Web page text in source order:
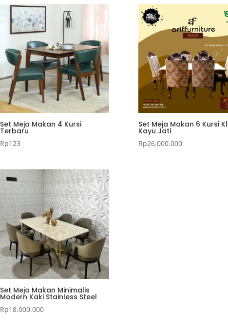
Set Meja Makan 4 Kursi
Terbaru
Rp123
Set Meja Makan 6 Kursi
Kayu Jati
Rp26.000.000
Set Meja Makan Minimalis
Modern Kaki Stainless Steel
Rp18.000.000